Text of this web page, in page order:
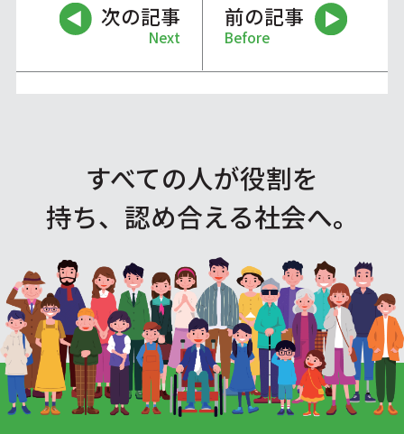
次の記事
Next
前の記事
Before
すべての人が役割を
持ち、認め合える社会へ。